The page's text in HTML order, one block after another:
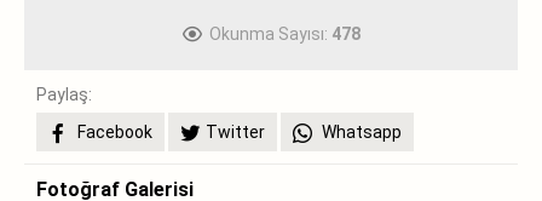
Okunma Sayısı: 478
Paylaş:
Facebook
Twitter Whatsapp
Fotoğraf Galerisi